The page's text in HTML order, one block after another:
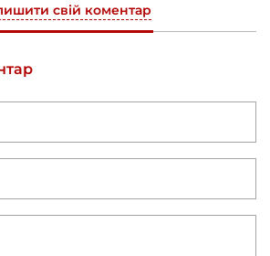
свій коментар